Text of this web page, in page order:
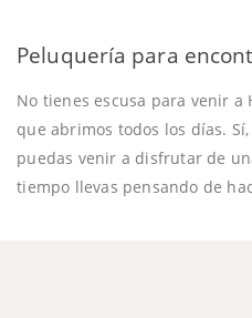
Peluquería para
No tienes escusa para venir a
que abrimos todos los días.
puedas venir a disfrutar de
tiempo llevas pensando de